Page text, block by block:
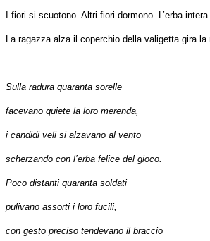
I fiori si scuotono. Altri fiori dormono. L’erba intera
La ragazza alza il coperchio della valigetta gira
Sulla radura quaranta sorelle
facevano quiete la loro merenda,
i candidi veli si alzavano al vento
scherzando con l’erba felice del gioco.
Poco distanti quaranta soldati
pulivano assorti i loro fucili,
con gesto preciso tendevano il braccio